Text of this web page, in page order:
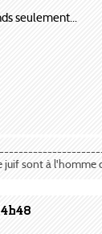
seulement...
juif sont à l'homme